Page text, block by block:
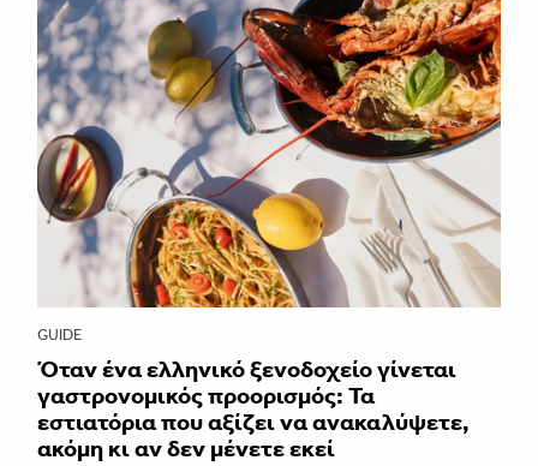
GUIDE
Όταν ένα ελληνικό ξενοδοχείο γίνεται
γαστρονομικός προορισμός: Τα
εστιατόρια που αξίζει να ανακαλύψετε,
ακόμη κι αν δεν μένετε εκεί